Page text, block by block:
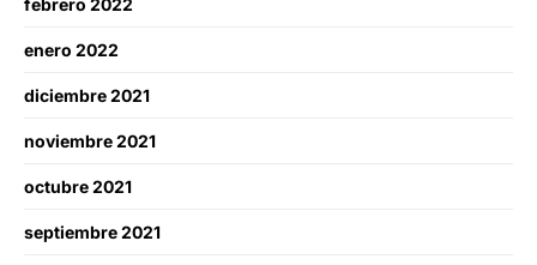
febrero 2022
enero 2022
diciembre 2021
noviembre 2021
octubre 2021
septiembre 2021